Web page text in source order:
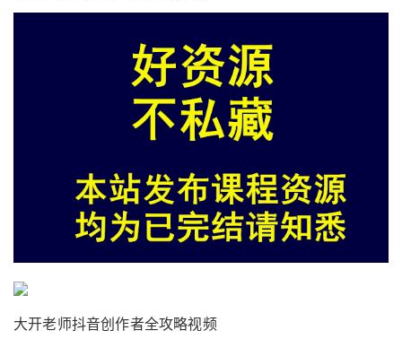
大开老师抖音创作者全攻略视频